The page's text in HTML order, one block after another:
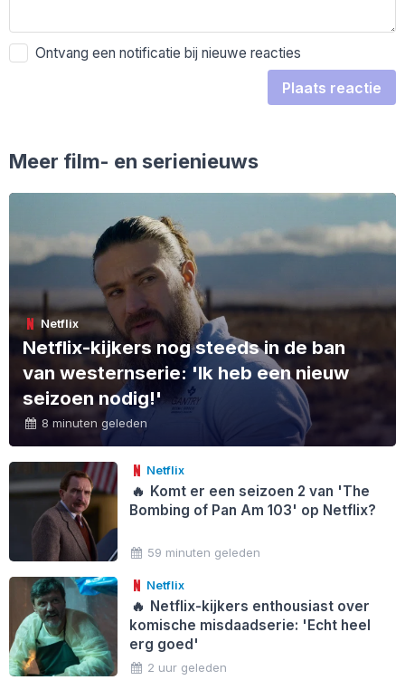
Ontvang een notificatie bij nieuwe reacties
Plaats reactie
Meer film- en serienieuws
Netflix
Netflix-kijkers nog steeds in de ban
van westernserie: 'Ik heb een nieuw
seizoen nodig!'
8 minuten geleden
Netflix
🔥 Komt er een seizoen 2 van 'The
Bombing of Pan Am 103' op Netflix?
59 minuten geleden
Netflix
🔥 Netflix-kijkers enthousiast over
komische misdaadserie: 'Echt heel
erg goed'
2 uur geleden